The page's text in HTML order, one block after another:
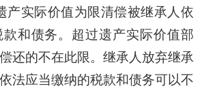
产实际价值为限清偿被继承人依
和债务。超过遗产实际价值部
还的不在此限。继承人放弃继承
法应当缴纳的税款和债务可以不